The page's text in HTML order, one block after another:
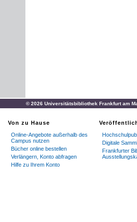
© 2026 Universitätsbibliothek Frankfurt am
Von zu Hause
Online-Angebote außerhalb des
Campus nutzen
Bücher online bestellen
Verlängern, Konto abfragen
Hilfe zu Ihrem Konto
Digitale
Frankfurter